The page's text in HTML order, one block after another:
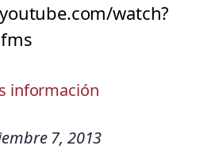
watch?
información
7, 2013